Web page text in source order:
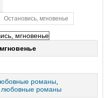
Остановись, мгновенье
романы,
романы